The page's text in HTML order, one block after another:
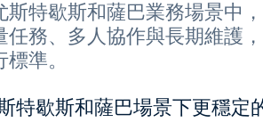
特歇斯和薩巴業務場景中，
任務、多人協作與長期維護，
準。
特歇斯和薩巴場景下更穩定